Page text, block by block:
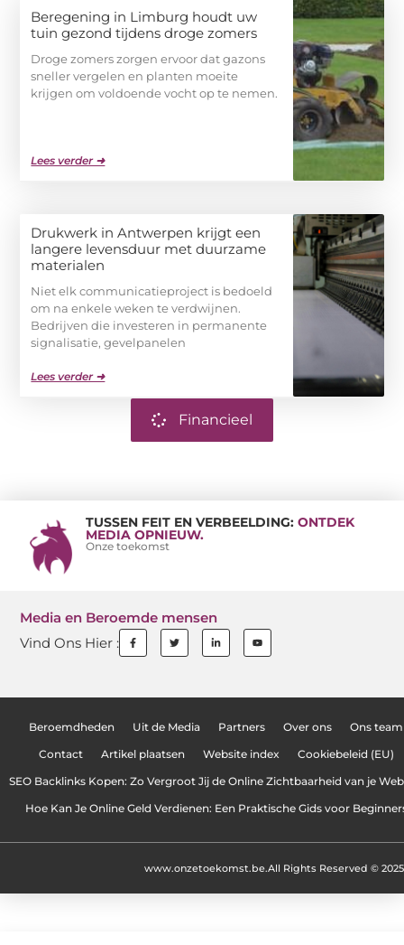
Beregening in Limburg houdt uw
tuin gezond tijdens droge zomers
Droge zomers zorgen ervoor dat gazons
sneller vergelen en planten moeite
krijgen om voldoende vocht op te nemen.
Lees verder ➜
Drukwerk in Antwerpen krijgt een
langere levensduur met duurzame
materialen
Niet elk communicatieproject is bedoeld
om na enkele weken te verdwijnen.
Bedrijven die investeren in permanente
signalisatie, gevelpanelen
Lees verder ➜
Financieel
TUSSEN FEIT EN VERBEELDING: ONTDEK
MEDIA OPNIEUW.
Onze toekomst
Media en Beroemde mensen
Vind Ons Hier :
Beroemdheden Uit de Media Partners Over ons Ons team
Contact Artikel plaatsen Website index Cookiebeleid (EU)
SEO Backlinks Kopen: Zo Vergroot Jij de Online Zichtbaarheid van je
Hoe Kan Je Online Geld Verdienen: Een Praktische Gids voor
All Rights Reserved © 2025
www.onzetoekomst.be.